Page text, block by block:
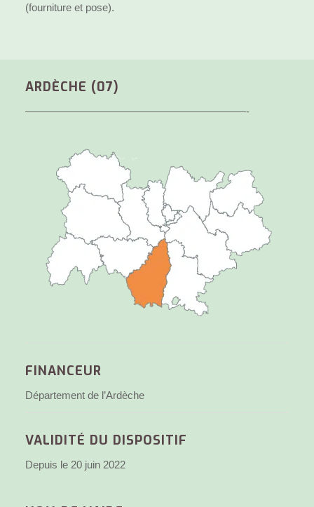
(fourniture et pose).
ARDÈCHE (07)
—————————————————————-
FINANCEUR
Département de l’Ardèche
VALIDITÉ DU DISPOSITIF
Depuis le 20 juin 2022